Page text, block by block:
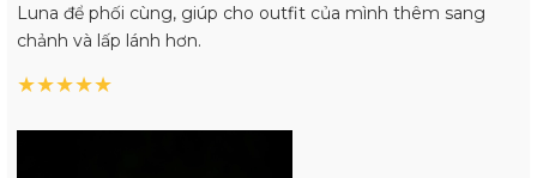
Luna để phối cùng, giúp cho outfit của mình thêm sang
chảnh và lấp lánh hơn.
★★★★★